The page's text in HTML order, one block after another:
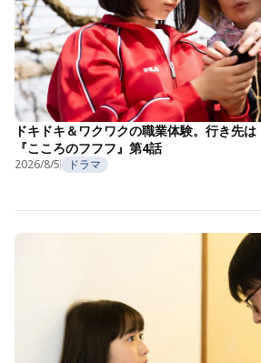
ドキドキ＆ワクワクの職業体験。行き先
『こころのフフフ』第4話
2026/8/5 ドラマ